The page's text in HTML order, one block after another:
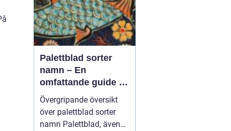
Palettblad sorter
namn – En
omfattande guide till
populära och unika
sorter
Övergripande översikt
över palettblad sorter
namn Palettblad, även